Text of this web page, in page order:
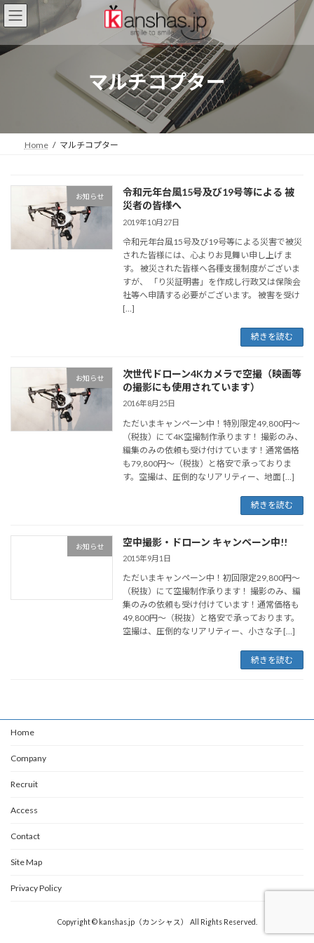
コ
ン
ン
プ
ナ
ビ
ー
動
マルチコプター
Home マルチコプター
お知らせ
令和元年台風15号及び19号等による 被
災者の皆様へ
2019年10月27日
令和元年台風15号及び19号等による災害で被災
された皆様には、心よりお見舞い申し上げ ま
す。 被災された皆様へ各種支援制度がございま
すが、 「り災証明書」を作成し行政又は保険会
社等へ申請する必要がございます。 被害を受け
[…]
続きを読む
お知らせ
次世代ドローン4Kカメラで空撮（映画等
の撮影にも使用されています）
2016年8月25日
ただいまキャンペーン中！特別限定49,800円～
（税抜）にて4K空撮制作承ります！ 撮影のみ、
編集のみの依頼も受け付けています！通常価格
も79,800円～（税抜）と格安で承っておりま
す。空撮は、圧倒的なリアリティー、地面 […]
続きを読む
お知らせ 空中撮影・ドローン キャンペーン中!!
2015年9月1日
ただいまキャンペーン中！初回限定29,800円～
（税抜）にて空撮制作承ります！ 撮影のみ、編
集のみの依頼も受け付けています！通常価格も
49,800円～（税抜）と格安で承っております。
空撮は、圧倒的なリアリティー、小さな子 […]
続きを読む
Home
Company
Recruit
Access
Contact
Site Map
Privacy Policy
Copyright © kanshas.jp（カンシャス） All Rights Reserved.